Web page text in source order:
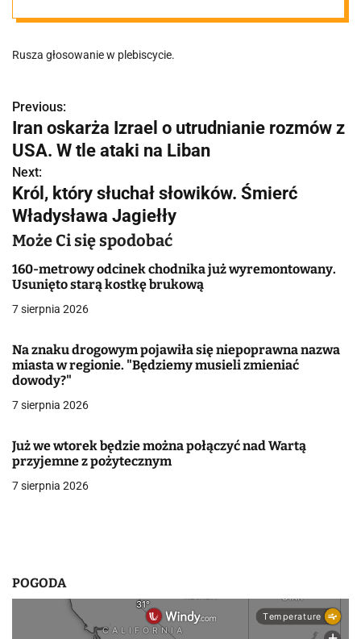
Roku! Ma nawet
"dzieci"
Rusza głosowanie w plebiscycie.
N
a
w
i
g
a
c
a
w
i
s
Previous:
Iran oskarża Izrael o utrudnianie rozmów z
USA. W tle ataki na Liban
Next:
Król, który słuchał słowików. Śmierć
Władysława Jagiełły
Może Ci się spodobać
160-metrowy odcinek chodnika już wyremontowany.
Usunięto starą kostkę brukową
7 sierpnia 2026
Na znaku drogowym pojawiła się niepoprawna nazwa
miasta w regionie. "Będziemy musieli zmieniać
dowody?"
7 sierpnia 2026
Już we wtorek będzie można połączyć nad Wartą
przyjemne z pożytecznym
7 sierpnia 2026
POGODA